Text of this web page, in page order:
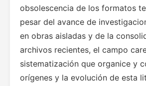
obsolescencia de los formatos
pesar del avance de
en obras aisladas y de la
archivos recientes, el campo
sistematización que organice y
orígenes y la evolución de esta